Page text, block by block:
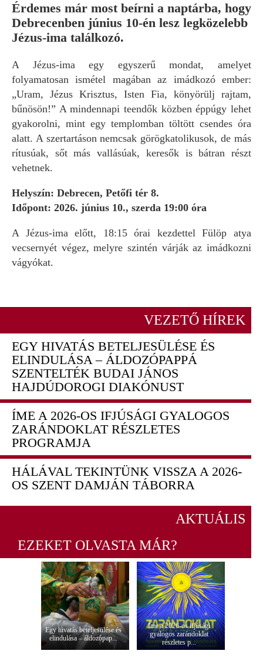
Érdemes már most beírni a naptárba, hogy
Debrecenben június 10-én lesz legközelebb
Jézus-ima találkozó.
A Jézus-ima egy egyszerű mondat, amelyet
folyamatosan ismétel magában az imádkozó ember:
„Uram, Jézus Krisztus, Isten Fia, könyörülj rajtam,
bűnösön!” A mindennapi teendők közben éppúgy lehet
gyakorolni, mint egy templomban töltött csendes óra
alatt. A szertartáson nemcsak görögkatolikusok, de más
rítusúak, sőt más vallásúak, keresők is bátran részt
vehetnek.
Helyszín: Debrecen, Petőfi tér 8.
Időpont: 2026. június 10., szerda 19:00 óra
A Jézus-ima előtt, 18:15 órai kezdettel Fülöp atya
vecsernyét végez, melyre szintén várják az imádkozni
vágyókat.
VEZETŐ HÍREK
EGY HIVATÁS BETELJESÜLÉSE ÉS
ELINDULÁSA – ÁLDOZÓPAPPÁ
SZENTELTÉK BUDAI JÁNOS
HAJDÚDOROGI DIAKÓNUST
ÍME A 2026-OS IFJÚSÁGI GYALOGOS
ZARÁNDOKLAT RÉSZLETES
PROGRAMJA
HÁLÁVAL TEKINTÜNK VISSZA A 2026-
OS SZENT DAMJÁN TÁBORRA
AKTUÁLIS
EZEKET OLVASTA MÁR?
Egy hivatás beteljesülése és
elindulása – áldozópap...
Íme a 2026-os ifjúsági
gyalogos zarándoklat
részletes p...